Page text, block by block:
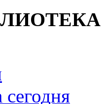
сегодня